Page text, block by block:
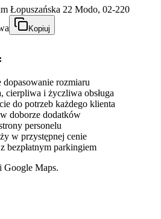
Łopuszańska 22 Modo, 02-220
Kopiuj
rozmiaru
cierpliwa i życzliwa obsługa
do potrzeb każdego klienta
doborze dodatków
personelu
w przystępnej cenie
bezpłatnym parkingiem
Google Maps.